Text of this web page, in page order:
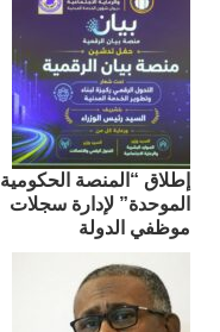
إطلاق “المنصة الحكومية
الموحدة” لإدارة سجلات
موظفي الدولة